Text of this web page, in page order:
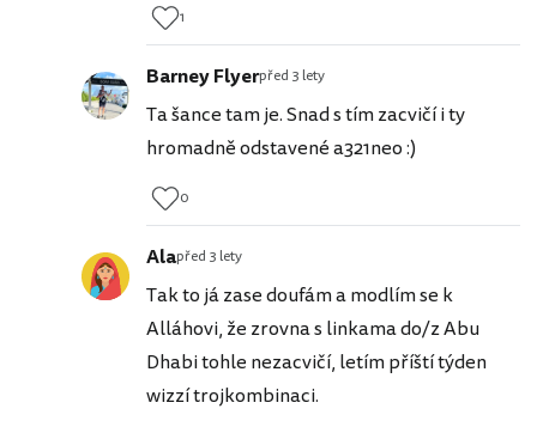
1
Barney Flyerpřed 3 lety
Ta šance tam je. Snad s tím zacvičí i ty
hromadně odstavené a321neo :)
0
Alapřed 3 lety
Tak to já zase doufám a modlím se k
Alláhovi, že zrovna s linkama do/z Abu
Dhabi tohle nezacvičí, letím příští týden
wizzí trojkombinaci.